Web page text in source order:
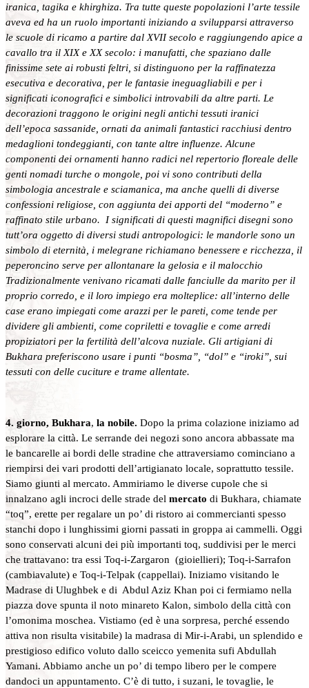
iranica, tagika e khirghiza. Tra tutte queste popolazioni l’arte tessile
aveva ed ha un ruolo importanti iniziando a svilupparsi attraverso
le scuole di ricamo a partire dal XVII secolo e raggiungendo apice a
cavallo tra il XIX e XX secolo: i manufatti, che spaziano dalle
finissime sete ai robusti feltri, si distinguono per la raffinatezza
esecutiva e decorativa, per le fantasie ineguagliabili e per i
significati iconografici e simbolici introvabili da altre parti. Le
decorazioni traggono le origini negli antichi tessuti iranici
dell’epoca sassanide, ornati da animali fantastici racchiusi dentro
medaglioni tondeggianti, con tante altre influenze. Alcune
componenti dei ornamenti hanno radici nel repertorio floreale delle
genti nomadi turche o mongole, poi vi sono contributi della
simbologia ancestrale e sciamanica, ma anche quelli di diverse
confessioni religiose, con aggiunta dei apporti del “moderno” e
raffinato stile urbano. I significati di questi magnifici disegni sono
tutt’ora oggetto di diversi studi antropologici: le mandorle sono un
simbolo di eternità, i melegrane richiamano benessere e ricchezza, il
peperoncino serve per allontanare la gelosia e il malocchio
Tradizionalmente venivano ricamati dalle fanciulle da marito per il
proprio corredo, e il loro impiego era molteplice: all’interno delle
case erano impiegati come arazzi per le pareti, come tende per
dividere gli ambienti, come copriletti e tovaglie e come arredi
propiziatori per la fertilità dell’alcova nuziale. Gli artigiani di
Bukhara preferiscono usare i punti “bosma”, “dol” e “iroki”, sui
tessuti con delle cuciture e trame allentate.
4. giorno, Bukhara, la nobile. Dopo la prima colazione iniziamo ad
esplorare la città. Le serrande dei negozi sono ancora abbassate ma
le bancarelle ai bordi delle stradine che attraversiamo cominciano a
riempirsi dei vari prodotti dell’artigianato locale, soprattutto tessile.
Siamo giunti al mercato. Ammiriamo le diverse cupole che si
innalzano agli incroci delle strade del mercato di Bukhara, chiamate
“toq”, erette per regalare un po’ di ristoro ai commercianti spesso
stanchi dopo i lunghissimi giorni passati in groppa ai cammelli. Oggi
sono conservati alcuni dei più importanti toq, suddivisi per le merci
che trattavano: tra essi Toq-i-Zargaron (gioiellieri); Toq-i-Sarrafon
(cambiavalute) e Toq-i-Telpak (cappellai). Iniziamo visitando le
Madrase di Ulughbek e di Abdul Aziz Khan poi ci fermiamo nella
piazza dove spunta il noto minareto Kalon, simbolo della città con
l’omonima moschea. Vistiamo (ed è una sorpresa, perché essendo
attiva non risulta visitabile) la madrasa di Mir-i-Arabi, un splendido e
prestigioso edifico voluto dallo sceicco yemenita sufi Abdullah
Yamani. Abbiamo anche un po’ di tempo libero per le compere
dandoci un appuntamento. C’è di tutto, i suzani, le tovaglie, le